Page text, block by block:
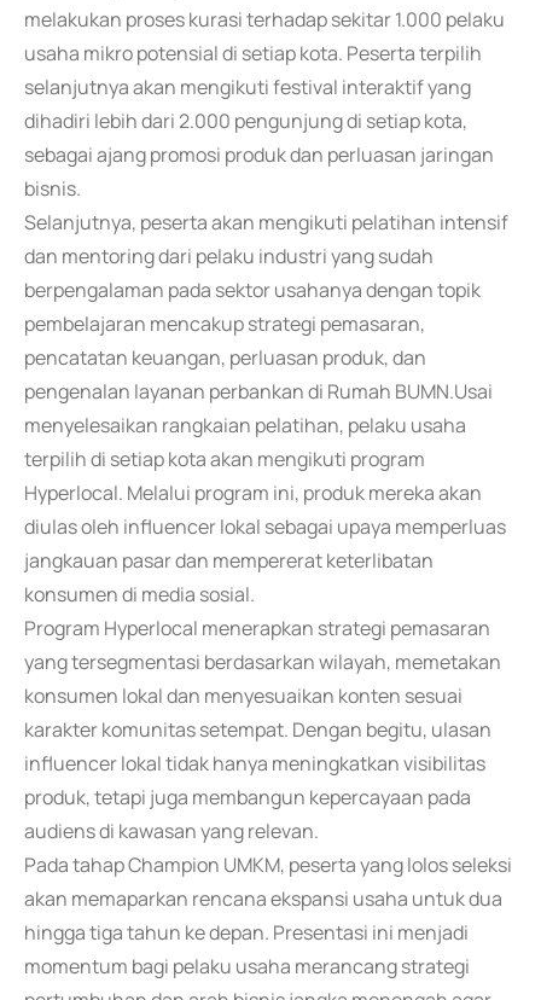
melakukan proses kurasi terhadap sekitar 1.000 pelaku
usaha mikro potensial di setiap kota. Peserta terpilih
selanjutnya akan mengikuti festival interaktif yang
dihadiri lebih dari 2.000 pengunjung di setiap kota,
sebagai ajang promosi produk dan perluasan jaringan
bisnis.
Selanjutnya, peserta akan mengikuti pelatihan intensif
dan mentoring dari pelaku industri yang sudah
berpengalaman pada sektor usahanya dengan topik
pembelajaran mencakup strategi pemasaran,
pencatatan keuangan, perluasan produk, dan
pengenalan layanan perbankan di Rumah BUMN.Usai
menyelesaikan rangkaian pelatihan, pelaku usaha
terpilih di setiap kota akan mengikuti program
Hyperlocal. Melalui program ini, produk mereka akan
diulas oleh influencer lokal sebagai upaya memperluas
jangkauan pasar dan mempererat keterlibatan
konsumen di media sosial.
Program Hyperlocal menerapkan strategi pemasaran
yang tersegmentasi berdasarkan wilayah, memetakan
konsumen lokal dan menyesuaikan konten sesuai
karakter komunitas setempat. Dengan begitu, ulasan
influencer lokal tidak hanya meningkatkan visibilitas
produk, tetapi juga membangun kepercayaan pada
audiens di kawasan yang relevan.
Pada tahap Champion UMKM, peserta yang lolos seleksi
akan memaparkan rencana ekspansi usaha untuk dua
hingga tiga tahun ke depan. Presentasi ini menjadi
momentum bagi pelaku usaha merancang strategi